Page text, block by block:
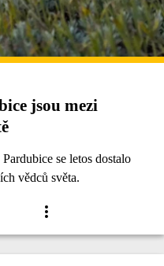
jsou mezi
se letos dostalo
vědců světa.